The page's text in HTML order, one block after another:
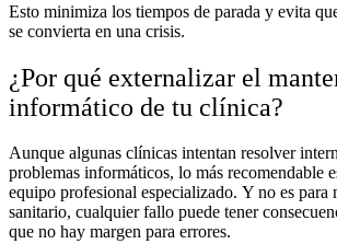
Esto minimiza los tiempos de parada y evita
se convierta en una crisis.
¿Por qué externalizar el
informático de tu clínica?
Aunque algunas clínicas intentan resolver
problemas informáticos, lo más recomendable
equipo profesional especializado. Y no es para
sanitario, cualquier fallo puede tener
que no hay margen para errores.